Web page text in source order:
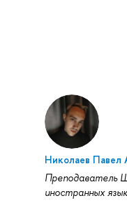
Николаев Павел
Преподаватель
иностранных